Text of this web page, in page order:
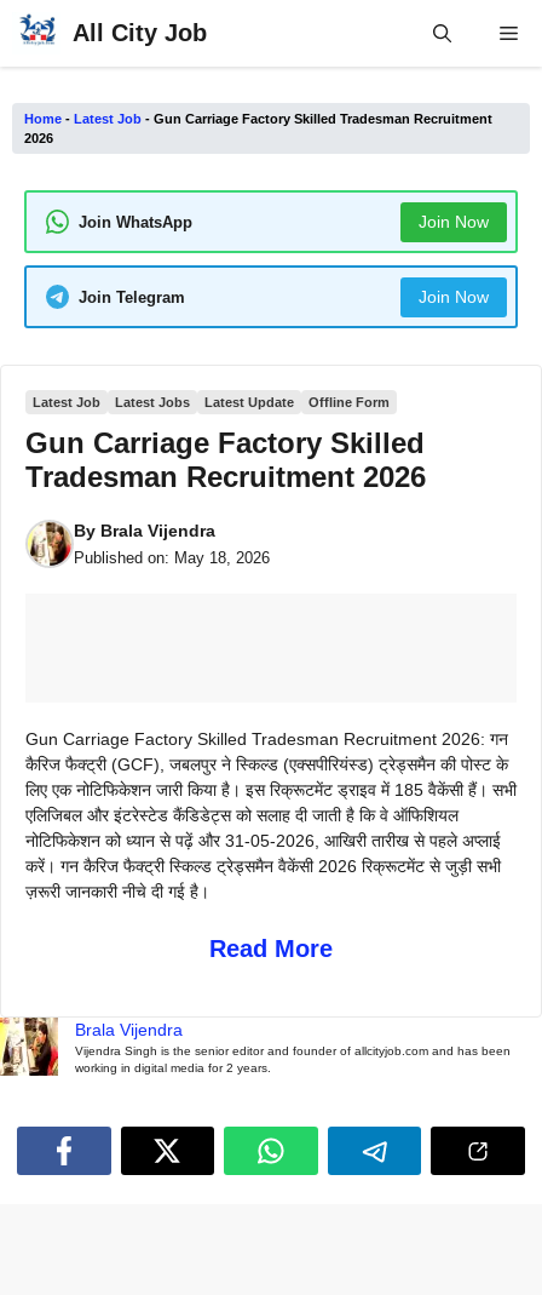
Skip
All City Job
Home - Latest Job - Gun Carriage Factory Skilled Tradesman Recruitment
2026
Join WhatsApp Join Now
Join Telegram Join Now
Latest Job Latest Jobs Latest Update Offline Form
Gun Carriage Factory Skilled
Tradesman Recruitment 2026
By Brala Vijendra
Published on: May 18, 2026
Gun Carriage Factory Skilled Tradesman Recruitment 2026: गन
कैरिज फैक्ट्री (GCF), जबलपुर ने स्किल्ड (एक्सपीरियंस्ड) ट्रेड्समैन की पोस्ट के
लिए एक नोटिफिकेशन जारी किया है। इस रिक्रूटमेंट ड्राइव में 185 वैकेंसी हैं। सभी
एलिजिबल और इंटरेस्टेड कैंडिडेट्स को सलाह दी जाती है कि वे ऑफिशियल
नोटिफिकेशन को ध्यान से पढ़ें और 31-05-2026, आखिरी तारीख से पहले अप्लाई
करें। गन कैरिज फैक्ट्री स्किल्ड ट्रेड्समैन वैकेंसी 2026 रिक्रूटमेंट से जुड़ी सभी
ज़रूरी जानकारी नीचे दी गई है।
Read More
Brala Vijendra
Vijendra Singh is the senior editor and founder of allcityjob.com and has been
working in digital media for 2 years.